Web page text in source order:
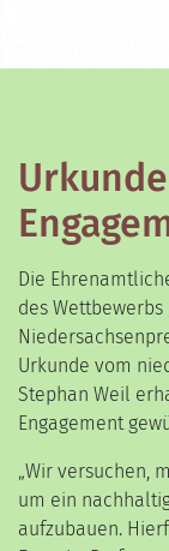
Die
des
Urkunde vom
Stephan Weil
Engagement
„Wir versuchen,
um ein
aufzubauen.